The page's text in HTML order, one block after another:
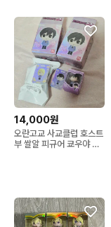
14,000원
오란고교 사교클럽 호스트
부 쌀알 피규어 쿄우야 네